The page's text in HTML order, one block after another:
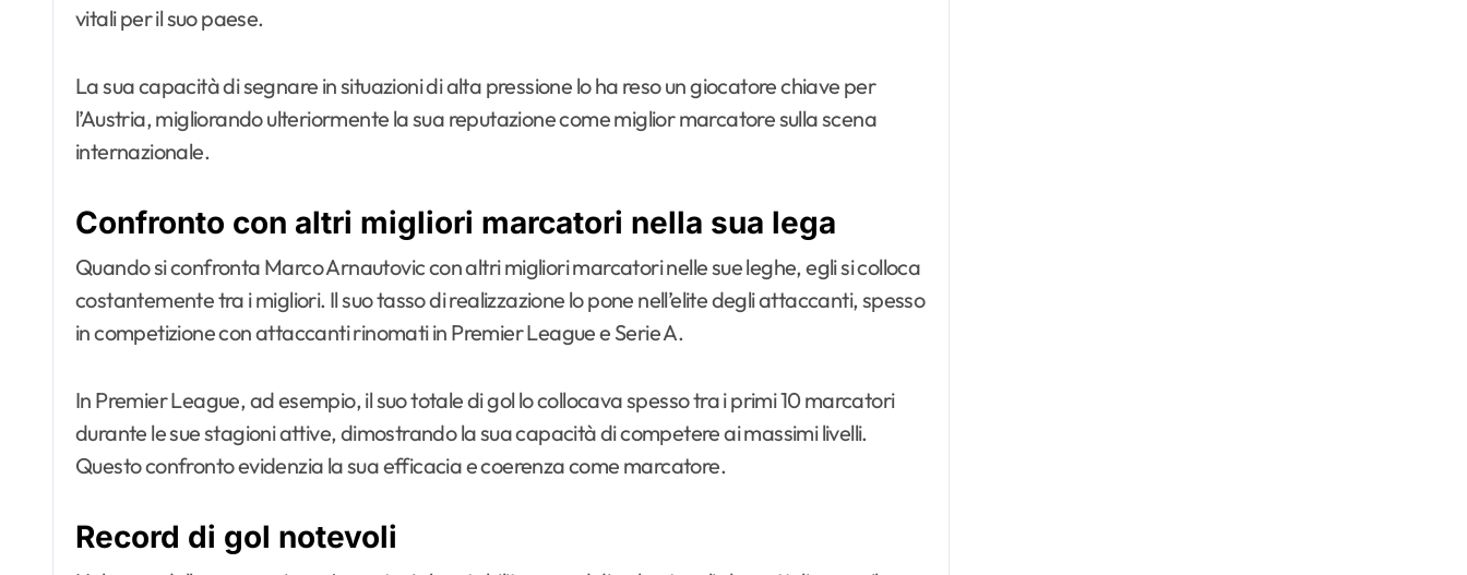
vitali per il suo paese.
La sua capacità di segnare in situazioni di alta pressione lo ha reso un giocatore chiave per
l’Austria, migliorando ulteriormente la sua reputazione come miglior marcatore sulla scena
internazionale.
Confronto con altri migliori marcatori nella sua lega
Quando si confronta Marco Arnautovic con altri migliori marcatori nelle sue leghe, egli si colloca
costantemente tra i migliori. Il suo tasso di realizzazione lo pone nell’elite degli attaccanti, spesso
in competizione con attaccanti rinomati in Premier League e Serie A.
In Premier League, ad esempio, il suo totale di gol lo collocava spesso tra i primi 10 marcatori
durante le sue stagioni attive, dimostrando la sua capacità di competere ai massimi livelli.
Questo confronto evidenzia la sua efficacia e coerenza come marcatore.
Record di gol notevoli